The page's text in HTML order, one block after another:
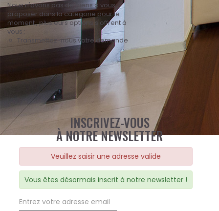
Nous n'avons pas de biens à vous
proposer dans la catégorie pour le
moment , plusieurs options s'offrent à
vous :
Transmettez-nous votre demande
INSCRIVEZ-VOUS
À NOTRE NEWSLETTER
Veuillez saisir une adresse valide
Vous êtes désormais inscrit à notre newsletter !